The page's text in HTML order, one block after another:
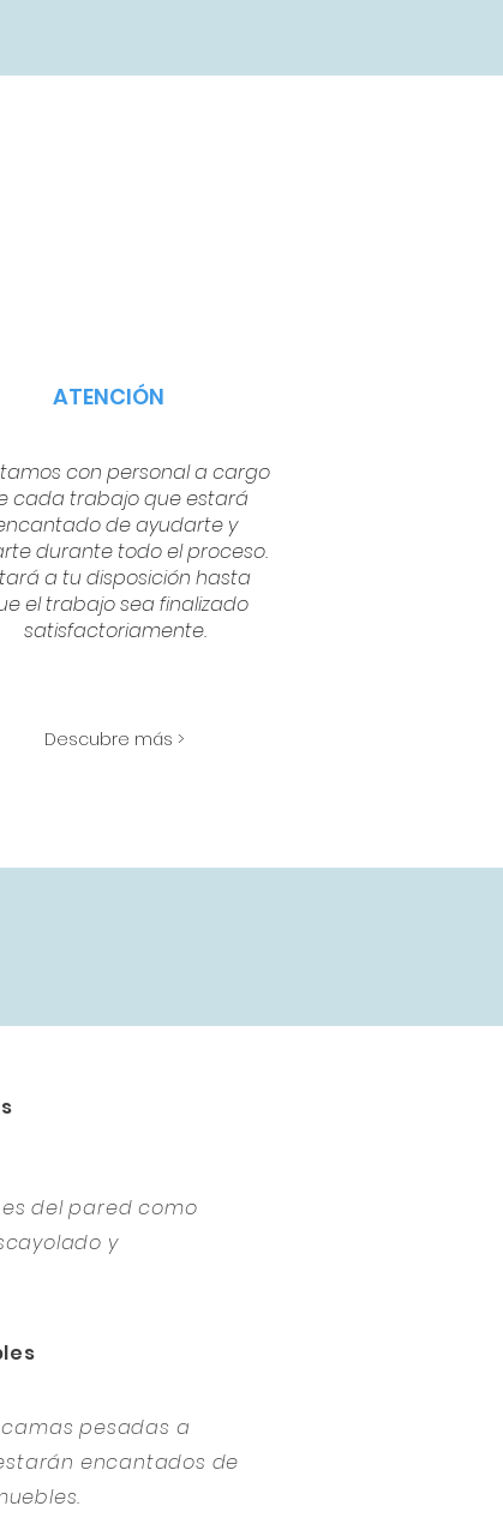
ATENCIÓN
con personal a cargo
cada trabajo que estará
de ayudarte y
durante todo el proceso.
a tu disposición hasta
el trabajo sea finalizado
satisfactoriamente.
Descubre más >
del pared como
y
pesadas a
encantados de